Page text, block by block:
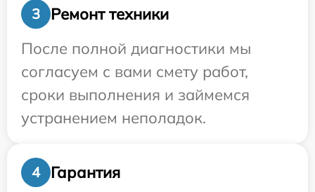
3
Ремонт техники
После полной диагностики мы
согласуем с вами смету работ,
сроки выполнения и займемся
устранением неполадок.
4 Гарантия